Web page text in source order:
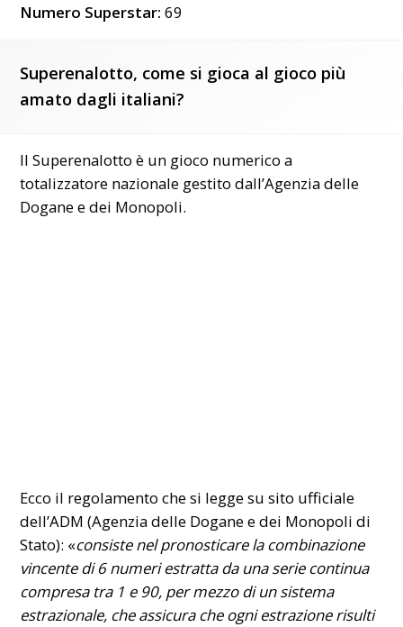
Numero Superstar:69
Superenalotto, come si gioca al gioco più
amato dagli italiani?
Il Superenalotto è un gioco numerico a
totalizzatore nazionale gestito dall’Agenzia delle
Dogane e dei Monopoli.
Ecco il regolamento che si legge su sito ufficiale
dell’ADM (Agenzia delle Dogane e dei Monopoli di
Stato): «consiste nel pronosticare la combinazione
vincente di 6 numeri estratta da una serie continua
compresa tra 1 e 90, per mezzo di un sistema
estrazionale, che assicura che ogni estrazione risulti